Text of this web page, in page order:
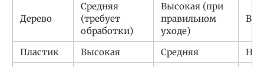
Дерево
Средняя
(требует
обработки)
Высокая (при
правильном
уходе)
Пластик Высокая Средняя